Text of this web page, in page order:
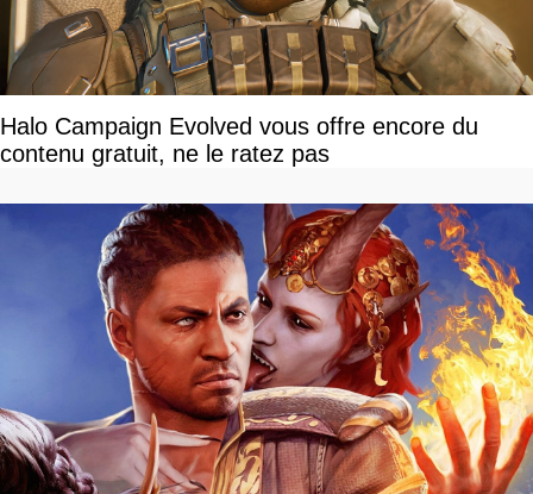
Halo Campaign Evolved vous offre encore du
contenu gratuit, ne le ratez pas